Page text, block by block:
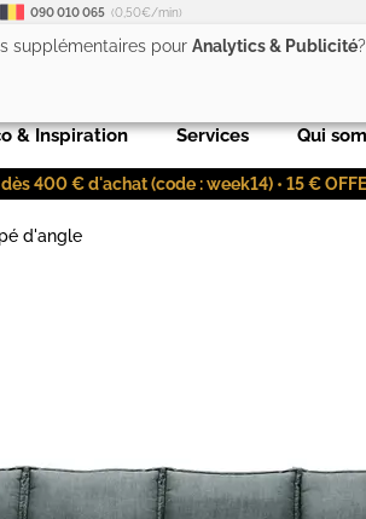
090 010 065 (0,50€/min)
& Inspiration Services Qui
400 € d'achat (code : week14) • 15 €
d'angle
supplémentaires pour Analytics & Publicité